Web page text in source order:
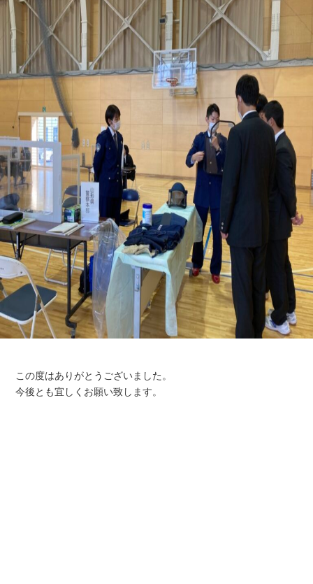
この度はありがとうございました。
今後とも宜しくお願い致します。